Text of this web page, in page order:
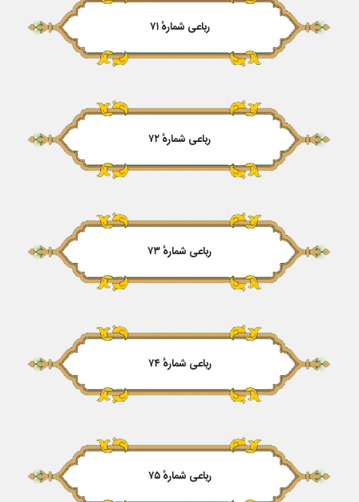
رباعی شمارهٔ ۷۱
رباعی شمارهٔ ۷۲
رباعی شمارهٔ ۷۳
رباعی شمارهٔ ۷۴
رباعی شمارهٔ ۷۵